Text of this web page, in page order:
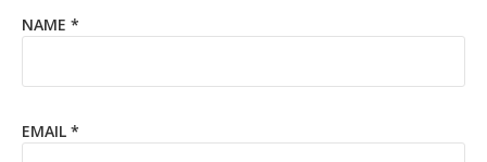
NAME *
EMAIL *